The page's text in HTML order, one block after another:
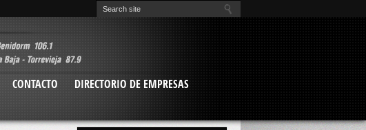
CONTACTO
DIRECTORIO DE EMPRESAS